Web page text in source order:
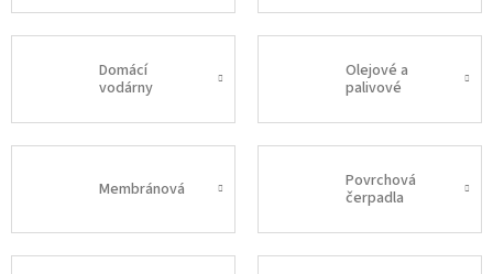
Domácí
vodárny
Olejové a
palivové
Membránová
Povrchová
čerpadla